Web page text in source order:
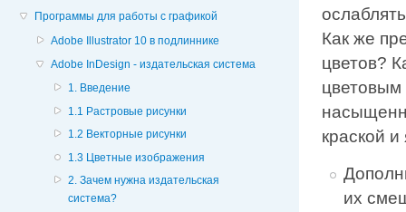
Программы для работы с графикой
Adobe Illustrator 10 в подлиннике
Adobe InDesign - издательская система
1. Введение
1.1 Растровые рисунки
1.2 Векторные рисунки
1.3 Цветные изображения
2. Зачем нужна издательская
система?
Как же
цветов?
цветовым
краской
их